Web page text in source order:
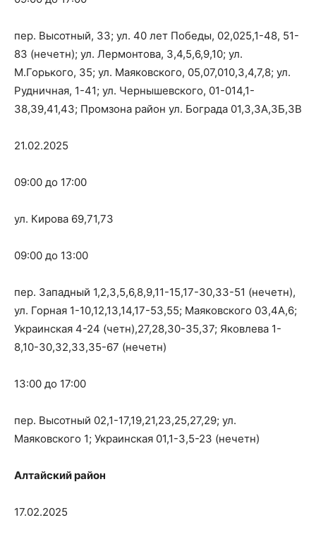
пер. Высотный, 33; ул. 40 лет Победы, 02,025,1-48, 51-
83 (нечетн); ул. Лермонтова, 3,4,5,6,9,10; ул.
М.Горького, 35; ул. Маяковского, 05,07,010,3,4,7,8; ул.
Рудничная, 1-41; ул. Чернышевского, 01-014,1-
38,39,41,43; Промзона район ул. Бограда 01,3,3А,3Б,3В
21.02.2025
09:00 до 17:00
ул. Кирова 69,71,73
09:00 до 13:00
пер. Западный 1,2,3,5,6,8,9,11-15,17-30,33-51 (нечетн),
ул. Горная 1-10,12,13,14,17-53,55; Маяковского 03,4А,6;
Украинская 4-24 (четн),27,28,30-35,37; Яковлева 1-
8,10-30,32,33,35-67 (нечетн)
13:00 до 17:00
пер. Высотный 02,1-17,19,21,23,25,27,29; ул.
Маяковского 1; Украинская 01,1-3,5-23 (нечетн)
Алтайский район
17.02.2025